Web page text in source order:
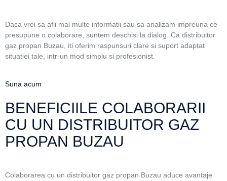
Daca vrei sa afli mai multe informatii sau sa analizam impreuna ce
presupune o colaborare, suntem deschisi la dialog. Ca distribuitor
gaz propan Buzau, iti oferim raspunsuri clare si suport adaptat
situatiei tale, intr-un mod simplu si profesionist.
Suna acum
BENEFICIILE COLABORARII
CU UN DISTRIBUITOR GAZ
PROPAN BUZAU
Colaborarea cu un distribuitor gaz propan Buzau aduce avantaje